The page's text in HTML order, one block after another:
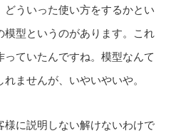
どういった使い方をするかとい
模型というのがあります。これ
っていたんですね。模型なんて
ませんが、いやいやいや。
様に説明しない解けないわけで